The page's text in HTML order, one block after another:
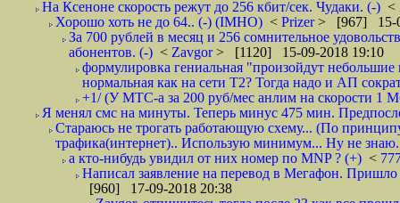
На Ксеноне скорость режут до 256 кбит/сек. Чудаки. (-) <
Хорошо хоть не до 64.. (-) (IMHO) < Prizer> [967] 15-
За 700 рублей в месяц и 256 сомнительное
абонентов. (-) < Zavgor> [1120] 15-09-2018 19:10
формулировка гениальная "произойдут небольшие
нормальная как на сети Т2? Тогда надо и АП
+1/ (У МТС-а за 200 руб/мес анлим на скорости 1
Я менял смс на минуты. Теперь минус 475 мин.
Стараюсь не трогать работающую схему... (По
трафика(интернет).. Использую минимум... Ну не
а кто-нибудь увидил от них номер по MNP ? (+) <
Написал заявление на перевод в Мегафон.
[960] 17-09-2018 20:38